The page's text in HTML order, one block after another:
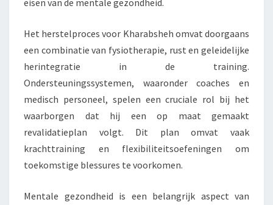
Het herstelproces voor Kharabsheh omvat doorgaans
een combinatie van fysiotherapie, rust en geleidelijke
herintegratie in de training.
Ondersteuningssystemen, waaronder coaches en
medisch personeel, spelen een cruciale rol bij het
waarborgen dat hij een op maat gemaakt
revalidatieplan volgt. Dit plan omvat vaak
krachttraining en flexibiliteitsoefeningen om
toekomstige blessures te voorkomen.
Mentale gezondheid is een belangrijk aspect van